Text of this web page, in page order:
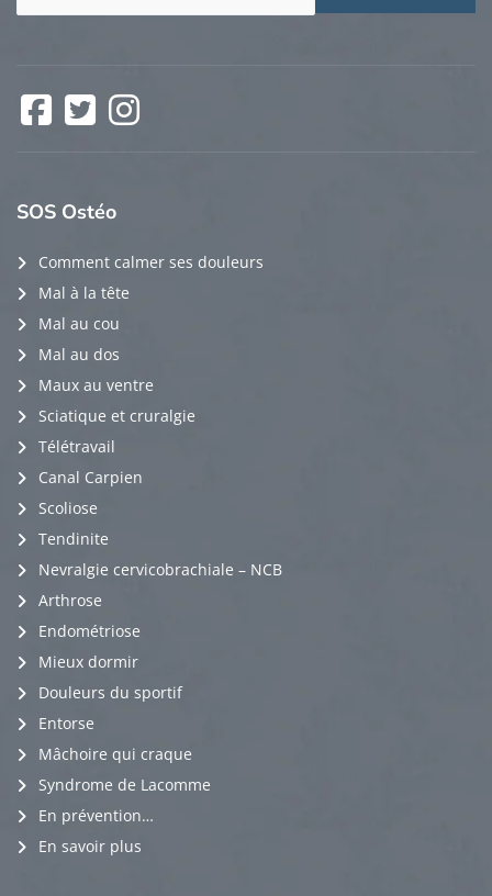
Facebook
SOS Ostéo
Comment calmer ses douleurs
Mal à la tête
Mal au cou
Mal au dos
Maux au ventre
Sciatique et cruralgie
Télétravail
Canal Carpien
Scoliose
Tendinite
Nevralgie cervicobrachiale – NCB
Arthrose
Endométriose
Mieux dormir
Douleurs du sportif
Entorse
Mâchoire qui craque
Syndrome de Lacomme
En prévention…
En savoir plus